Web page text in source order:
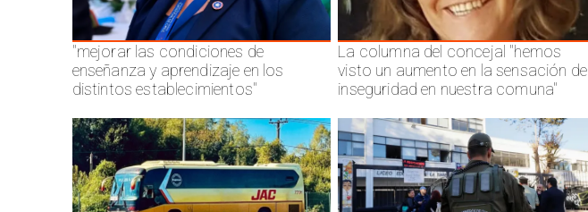
"mejorar las condiciones de
enseñanza y aprendizaje en los
distintos establecimientos"
La columna del concejal "hemos
visto un aumento en la sensación de
inseguridad en nuestra comuna"